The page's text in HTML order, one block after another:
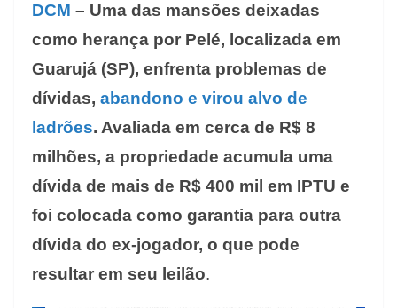
DCM – Uma das mansões deixadas
como herança por Pelé, localizada em
Guarujá (SP), enfrenta problemas de
dívidas, abandono e virou alvo de
ladrões. Avaliada em cerca de R$ 8
milhões, a propriedade acumula uma
dívida de mais de R$ 400 mil em IPTU e
foi colocada como garantia para outra
dívida do ex-jogador, o que pode
resultar em seu leilão.